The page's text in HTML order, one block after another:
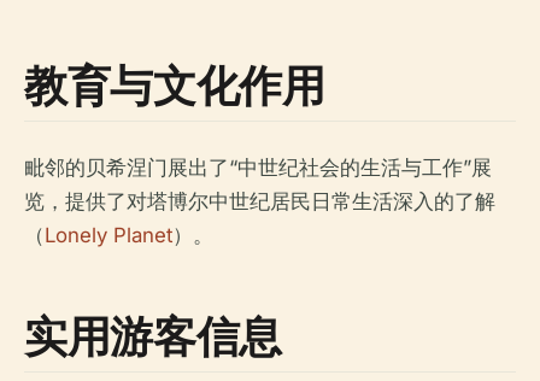
教育与文化作用
毗邻的贝希涅门展出了“中世纪社会的生活与工作”展
览，提供了对塔博尔中世纪居民日常生活深入的了解
（Lonely Planet）。
实用游客信息